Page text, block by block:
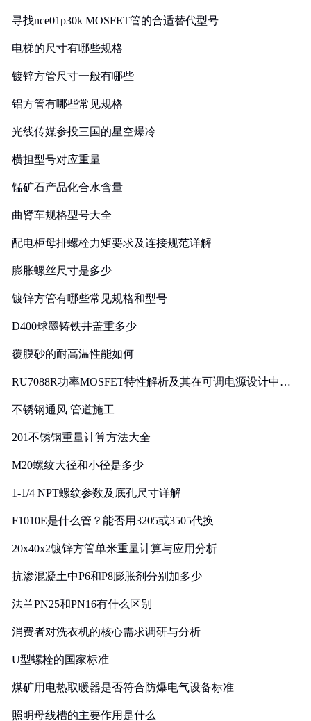
寻找nce01p30k MOSFET管的合适替代型号
电梯的尺寸有哪些规格
镀锌方管尺寸一般有哪些
铝方管有哪些常见规格
光线传媒参投三国的星空爆冷
横担型号对应重量
锰矿石产品化合水含量
曲臂车规格型号大全
配电柜母排螺栓力矩要求及连接规范详解
膨胀螺丝尺寸是多少
镀锌方管有哪些常见规格和型号
D400球墨铸铁井盖重多少
覆膜砂的耐高温性能如何
RU7088R功率MOSFET特性解析及其在可调电源设计中的
不锈钢通风 管道施工
201不锈钢重量计算方法大全
M20螺纹大径和小径是多少
1-1/4 NPT螺纹参数及底孔尺寸详解
F1010E是什么管？能否用3205或3505代换
20x40x2镀锌方管单米重量计算与应用分析
抗渗混凝土中P6和P8膨胀剂分别加多少
法兰PN25和PN16有什么区别
消费者对洗衣机的核心需求调研与分析
U型螺栓的国家标准
煤矿用电热取暖器是否符合防爆电气设备标准
照明母线槽的主要作用是什么